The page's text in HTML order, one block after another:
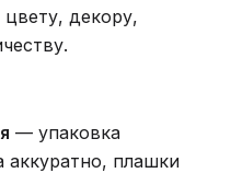
декору,
— упаковка
аккуратно, плашки